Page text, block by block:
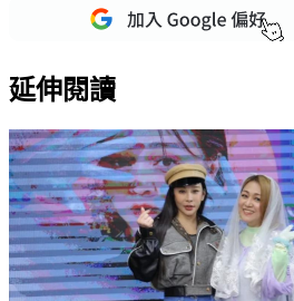
延伸閱讀